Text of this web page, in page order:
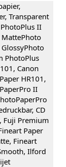
Transparent
II
MattePhoto
PhotoPlus
Canon
HR101,
II
CD
Fuji Premium
Paper
Fineart
Ilford